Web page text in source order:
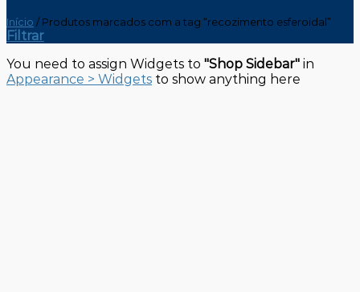
Início / Produtos marcados com a tag “recozimento esferoidal”
Filtrar
You need to assign Widgets to "Shop Sidebar" in
Appearance > Widgets to show anything here